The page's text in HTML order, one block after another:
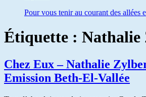
Pour vous tenir au courant des allées
Étiquette : Nathalie
Chez Eux – Nathalie
Emission Beth-El-Vallée